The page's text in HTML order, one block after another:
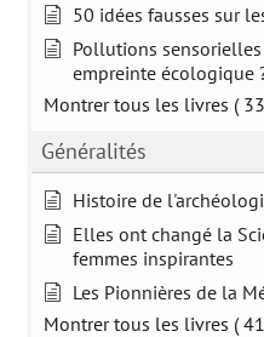
50 idées fausses sur
Pollutions
empreinte écologique
Montrer tous les livres (
Généralités
Histoire de
Elles ont changé la
femmes inspirantes
Les Pionnières de la
Montrer tous les livres (